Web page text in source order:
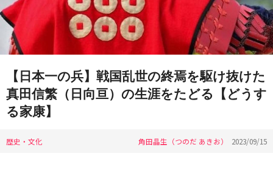
【日本一の兵】戦国乱世の終焉を駆け抜けた
真田信繁（日向亘）の生涯をたどる【どうす
る家康】
歴史・文化 角田晶生（つのだ あきお） 2023/09/15